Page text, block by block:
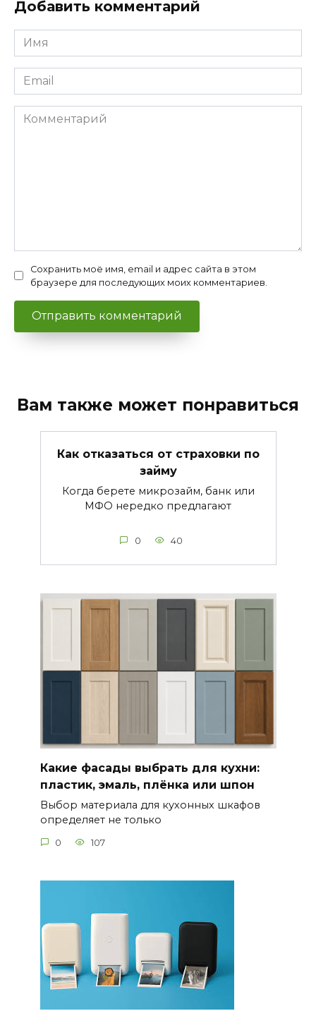
Добавить комментарий
Имя
*
Email
*
Комментарий
Сохранить моё имя, email и адрес сайта в этом
браузере для последующих моих комментариев.
Вам также может понравиться
Как отказаться от страховки по
займу
Когда берете микрозайм, банк или
МФО нередко предлагают
0 40
Какие фасады выбрать для кухни:
пластик, эмаль, плёнка или шпон
Выбор материала для кухонных шкафов
определяет не только
0 107